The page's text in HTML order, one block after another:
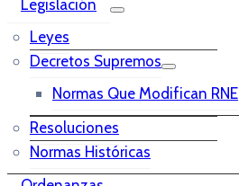
Legislación
Leyes
Decretos Supremos
Normas Que Modifican RNE
Resoluciones
Normas Históricas